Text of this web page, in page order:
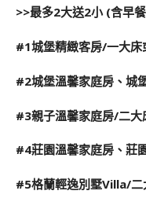
>>最多2大送2小 (含早
#1城堡精緻客房/一大
#2城堡溫馨家庭房、城
#3親子溫馨家庭房/二
#4莊園溫馨家庭房、莊
#5格蘭輕逸別墅Villa/